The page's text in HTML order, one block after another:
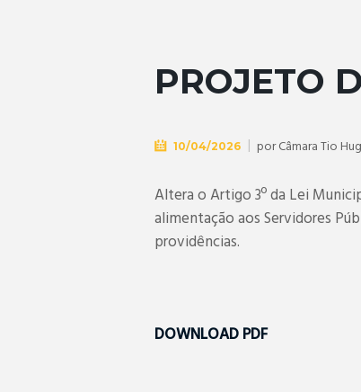
PROJETO
10/04/2026 porCâmara Tio
Altera o Artigo 3º da Lei
alimentação aos Servidores
providências.
DOWNLOAD PDF